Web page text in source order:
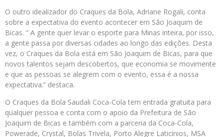
O outro idealizador do Craques da Bola, Adriane Rogali, conta
sobre a expectativa do evento acontecer em São Joaquim de
Bicas. “ A gente quer levar o esporte para Minas inteira, por isso,
a gente passa por diversas cidades ao longo das edições. Desta
vez, o Craques da Bola está em São Joaquim de Bicas, para que
novos talentos sejam descobertos, que economia se movimente
e que as pessoas se alegrem com o evento, essa é a nossa
expectativa.” destaca.
O Craques da Bola Saudali Coca-Cola tem entrada gratuita para
qualquer pessoa e conta com o apoio da Prefeitura de São
Joaquim de Bicas e também com a parceria da Coca-Cola,
Powerade, Crystal, Bolas Trivela, Porto Alegre Laticínios, MSA